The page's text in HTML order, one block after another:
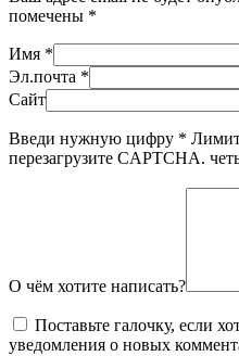
помечены *
Имя *
Эл.почта *
Сайт
Введи нужную цифру *
перезагрузите CAPTCHA.
О чём хотите написать?
Поставьте галочку, если
уведомления о новых